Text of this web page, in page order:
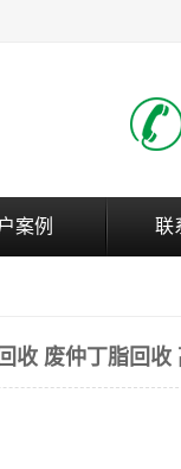
案例 联
收 废仲丁脂回收